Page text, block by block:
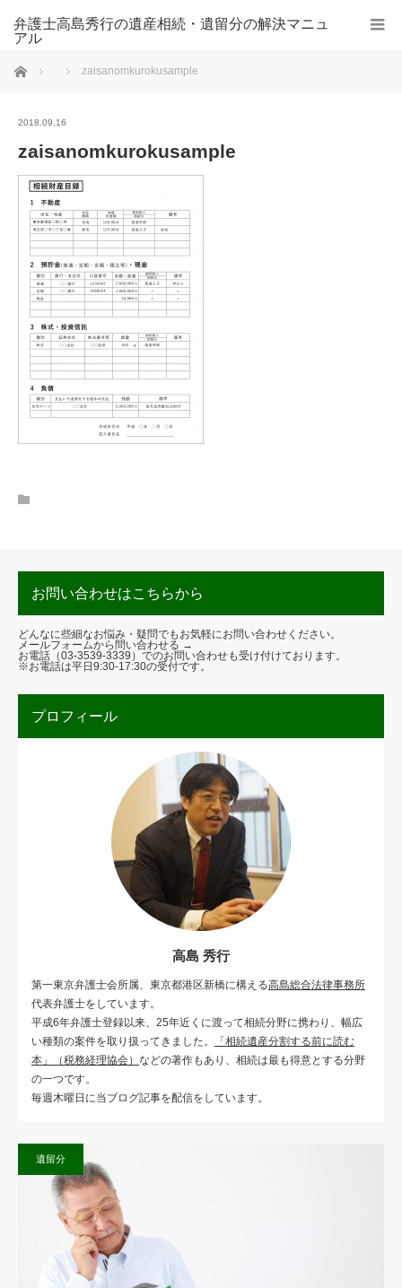
弁護士高島秀行の遺産相続・遺留分の解決マニュ
アル
ホーム zaisanomkurokusample
2018.09.16
zaisanomkurokusample
お問い合わせはこちらから
どんなに些細なお悩み・疑問でもお気軽にお問い合わせください。
メールフォームから問い合わせる →
お電話（03-3539-3339 ）でのお問い合わせも受け付けております。
※お電話は平日9:30-17:30の受付です。
プロフィール
高島 秀行
第一東京弁護士会所属、東京都港区新橋に構える高島総合法律事務所
代表弁護士をしています。
平成6年弁護士登録以来、25年近くに渡って相続分野に携わり、幅広
い種類の案件を取り扱ってきました。
「相続遺産分割する前に読む
本」（税務経理協会） などの著作もあり、相続は最も得意とする分野
の一つです。
毎週木曜日に当ブログ記事を配信をしています。
遺留分